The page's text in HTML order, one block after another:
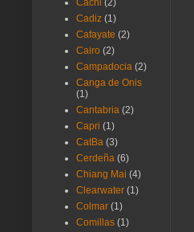
Cachi (2)
Cadiz (1)
Cafayate (2)
Cairo (2)
Campadocia (2)
Canga de Onis
(1)
Cantabria (2)
Capri (1)
CatBa (3)
Cerdeña (6)
Chiang Mai (4)
Clearwater (1)
Colmar (1)
Comillas (1)